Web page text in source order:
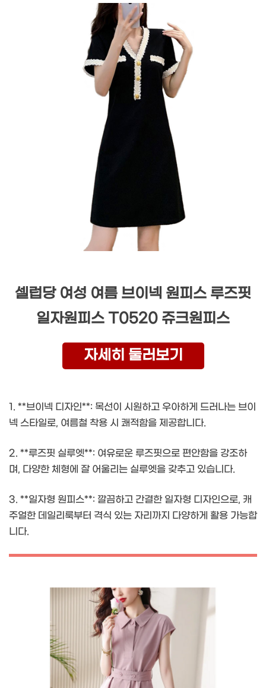
셀럽당 여성 여름 브이넥 원피스 루즈핏
일자원피스 T0520 쥬크원피스
자세히 둘러보기
1. **브이넥 디자인**: 목선이 시원하고 우아하게 드러나는 브이
넥 스타일로, 여름철 착용 시 쾌적함을 제공합니다.
2. **루즈핏 실루엣**: 여유로운 루즈핏으로 편안함을 강조하
며, 다양한 체형에 잘 어울리는 실루엣을 갖추고 있습니다.
3. **일자형 원피스**: 깔끔하고 간결한 일자형 디자인으로, 캐
주얼한 데일리룩부터 격식 있는 자리까지 다양하게 활용 가능합
니다.